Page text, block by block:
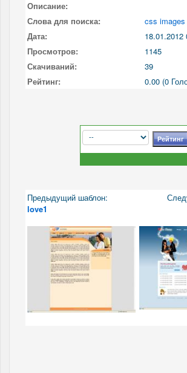
Описание:
Слова для поиска:
css images
Дата:
18.01.2012
Просмотров:
1145
Скачиваний:
39
Рейтинг:
0.00 (0
Предыдущий шаблон:
love1